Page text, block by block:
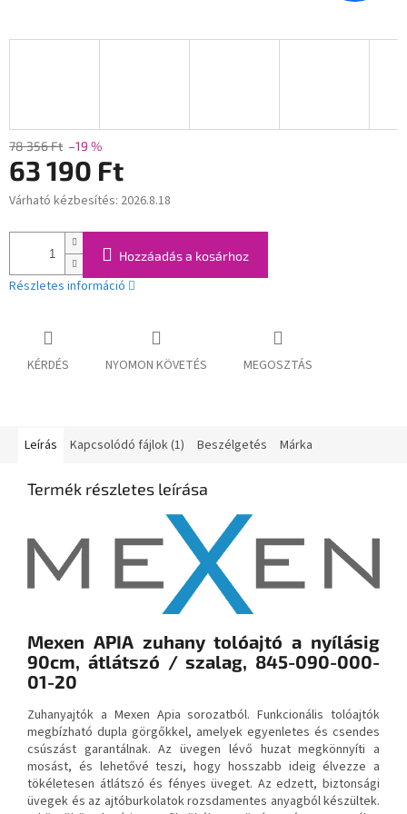
78 356 Ft –19 %
63 190 Ft
Egységár:
Várható kézbesítés: 2026.8.18
Hozzáadás a kosárhoz
Részletes információ
KÉRDÉS NYOMON KÖVETÉS MEGOSZTÁS
Leírás Kapcsolódó fájlok (1) Beszélgetés Márka
Termék részletes leírása
Mexen APIA zuhany tolóajtó a nyílásig
90cm, átlátszó / szalag, 845-090-000-
01-20
Zuhanyajtók a Mexen Apia sorozatból. Funkcionális tolóajtók
megbízható dupla görgőkkel, amelyek egyenletes és csendes
csúszást garantálnak. Az üvegen lévő huzat megkönnyíti a
mosást, és lehetővé teszi, hogy hosszabb ideig élvezze a
tökéletesen átlátszó és fényes üveget. Az edzett, biztonsági
üvegek és az ajtóburkolatok rozsdamentes anyagból készültek.